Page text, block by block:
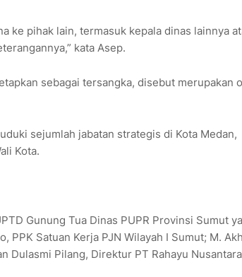
ke pihak lain, termasuk kepala dinas lainnya
kata Asep.
sebagai tersangka, disebut merupakan
sejumlah jabatan strategis di Kota Medan,
Kota.
Gunung Tua Dinas PUPR Provinsi Sumut
PPK Satuan Kerja PJN Wilayah I Sumut; M.
Dulasmi Pilang, Direktur PT Rahayu